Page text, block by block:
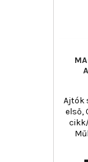
Ajtók
első,